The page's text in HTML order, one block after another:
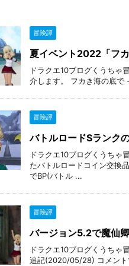
冒険譚
夏イベント2022「フ
ドラクエ10ブログくうちゃ
介します。 フカき海の底
冒険譚
バトルロードSランク
ドラクエ10ブログくうちゃ
たバトルロードコイン交換
でBP(バトル ...
冒険譚
バージョン5.2で魔仙
ドラクエ10ブログくうちゃ
追記(2020/05/28) コメント